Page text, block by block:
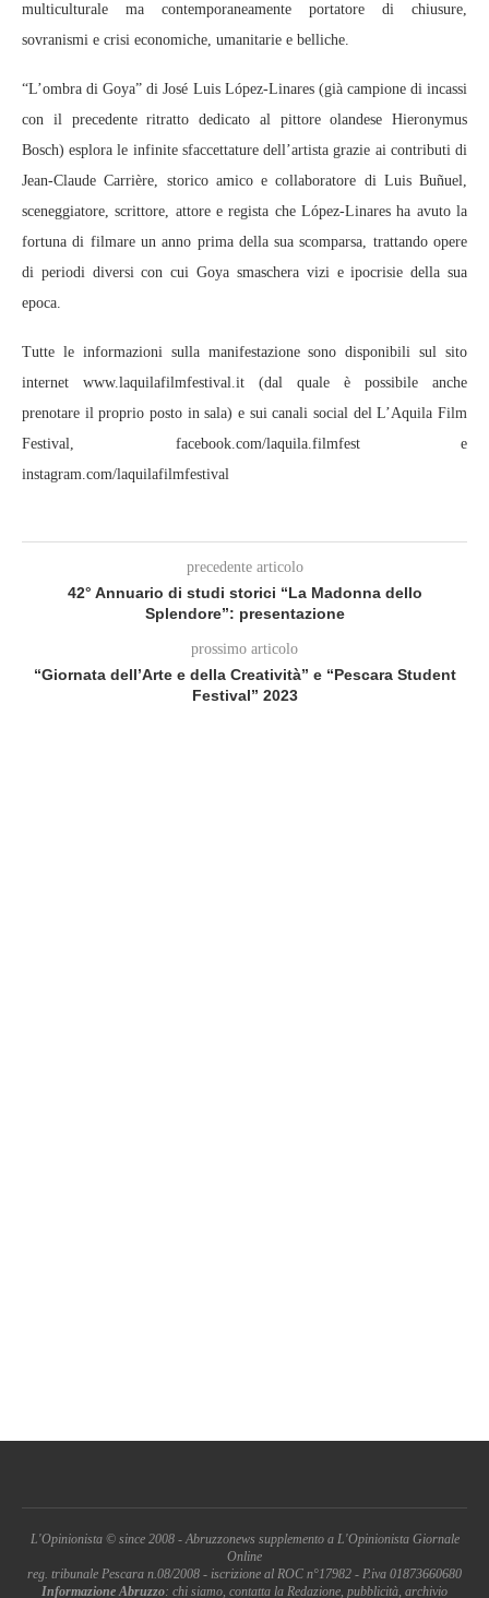
multiculturale ma contemporaneamente portatore di chiusure,
sovranismi e crisi economiche, umanitarie e belliche.
“L’ombra di Goya” di José Luis López-Linares (già campione di incassi
con il precedente ritratto dedicato al pittore olandese Hieronymus
Bosch) esplora le infinite sfaccettature dell’artista grazie ai contributi di
Jean-Claude Carrière, storico amico e collaboratore di Luis Buñuel,
sceneggiatore, scrittore, attore e regista che López-Linares ha avuto la
fortuna di filmare un anno prima della sua scomparsa, trattando opere
di periodi diversi con cui Goya smaschera vizi e ipocrisie della sua
epoca.
Tutte le informazioni sulla manifestazione sono disponibili sul sito
internet www.laquilafilmfestival.it (dal quale è possibile anche
prenotare il proprio posto in sala) e sui canali social del L’Aquila Film
Festival, facebook.com/laquila.filmfest e
instagram.com/laquilafilmfestival
precedente articolo
42° Annuario di studi storici “La Madonna dello
Splendore”: presentazione
prossimo articolo
“Giornata dell’Arte e della Creatività” e “Pescara Student
Festival” 2023
L'Opinionista © since 2008 - Abruzzonews supplemento a L'Opinionista Giornale
Online
reg. tribunale Pescara n.08/2008 - iscrizione al ROC n°17982 - P.iva 01873660680
Informazione Abruzzo: chi siamo, contatta la Redazione, pubblicità, archivio